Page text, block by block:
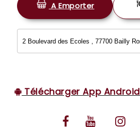
ACCUEIL
LA CARTE
VOS AVIS
MENTIONS LÉGALES
A Emporter
Télécharger App Android